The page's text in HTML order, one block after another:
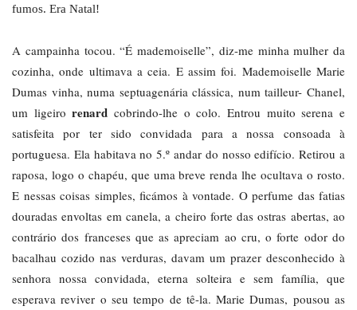
fumos. Era Natal!
A campainha tocou. “É mademoiselle”, diz-me minha mulher da
cozinha, onde ultimava a ceia. E assim foi. Mademoiselle Marie
Dumas vinha, numa septuagenária clássica, num tailleur- Chanel,
um ligeirorenardcobrindo-lhe o colo. Entrou muito serena e
satisfeita por ter sido convidada para a nossa consoada à
portuguesa. Ela habitava no 5.º andar do nosso edifício. Retirou a
raposa, logo o chapéu, que uma breve renda lhe ocultava o rosto.
E nessas coisas simples, ficámos à vontade. O perfume das fatias
douradas envoltas em canela, a cheiro forte das ostras abertas, ao
contrário dos franceses que as apreciam ao cru, o forte odor do
bacalhau cozido nas verduras, davam um prazer desconhecido à
senhora nossa convidada, eterna solteira e sem família, que
esperava reviver o seu tempo de tê-la. Marie Dumas, pousou as